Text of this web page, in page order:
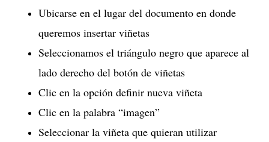
Ubicarse en el lugar del documento en donde
queremos insertar viñetas
Seleccionamos el triángulo negro que aparece al
lado derecho del botón de viñetas
Clic en la opción definir nueva viñeta
Clic en la palabra “imagen”
Seleccionar la viñeta que quieran utilizar